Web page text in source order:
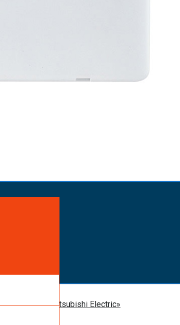
Mitsubishi Electric»